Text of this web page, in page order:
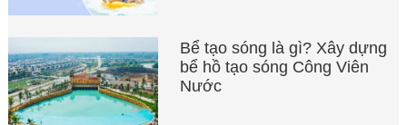
Bể tạo sóng là gì? Xây dựng
bể hồ tạo sóng Công Viên
Nước